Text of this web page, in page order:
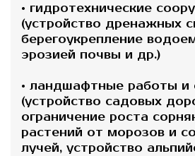
• гидротехнические
(устройство дренажных
берегоукрепление
эрозией почвы и др.)
• ландшафтные работы и
(устройство садовых
ограничение роста
растений от морозов и
лучей, устройство